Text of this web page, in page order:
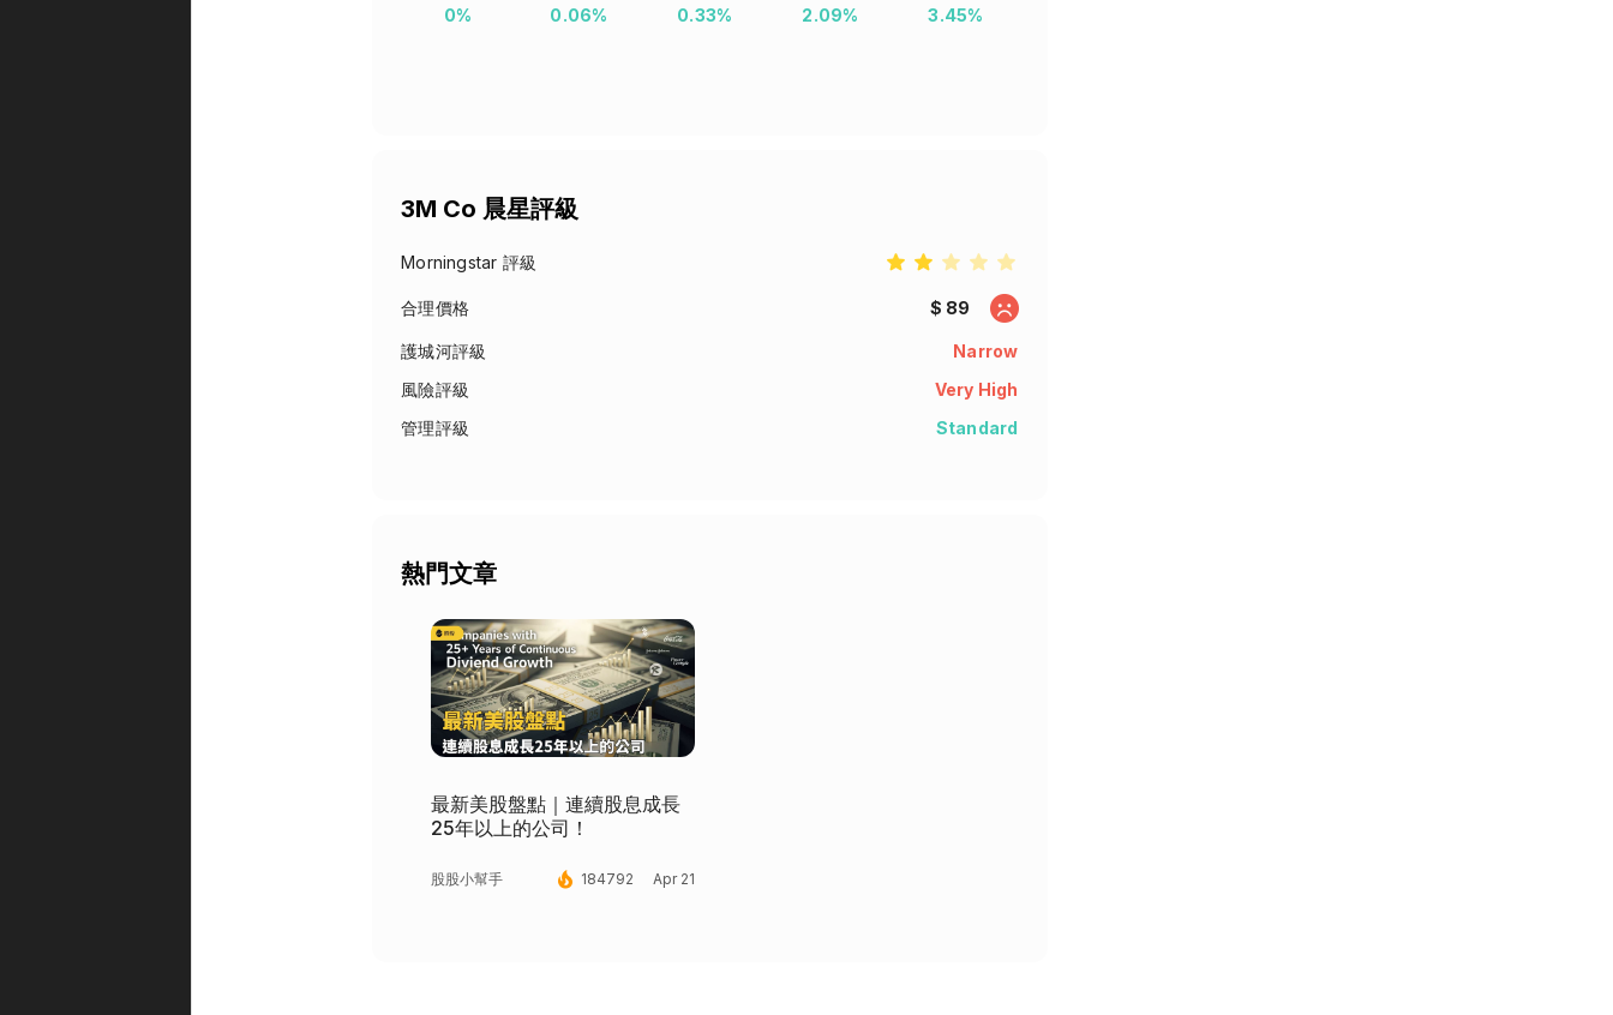
0%
0.06%
0.33%
2.09%
3.45%
3M Co 晨星評級
Morningstar 評級 star star star star star
合理價格 $ 89
護城河評級
Narrow
風險評級
Very High
管理評級
Standard
熱門文章
最新美股盤點｜連續股息成長
25年以上的公司！
股股小幫手 local_fire_department 184792 Apr 21